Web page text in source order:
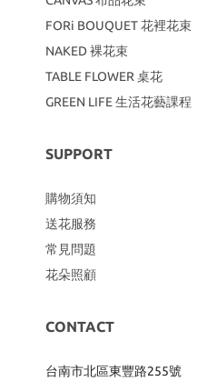
FORi BOUQUET 花裡花束
NAKED 裸花束
TABLE FLOWER 桌花
GREEN LIFE 生活花藝課程
SUPPORT
購物須知
送花服務
常見問題
花朵照顧
CONTACT
台南市北區東豐路255號